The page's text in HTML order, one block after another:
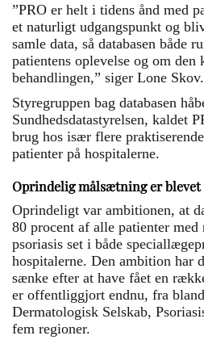
”PRO er helt i tidens ånd med
et naturligt udgangspunkt og
samle data, så databasen både
patientens oplevelse og om
behandlingen,” siger Lone Skov.
Styregruppen bag databasen
Sundhedsdatastyrelsen, kaldet
brug hos især flere
patienter på hospitalerne.
Oprindelig målsætning er blevet
Oprindeligt var ambitionen, at
80 procent af alle patienter
psoriasis set i både
hospitalerne. Den ambition har
sænke efter at have fået en
er offentliggjort endnu, fra
Dermatologisk Selskab,
fem regioner.